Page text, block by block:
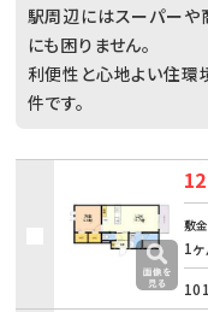
駅周辺にはスーパーや
にも困りません。
利便性と心地よい住環
件です。
敷
1